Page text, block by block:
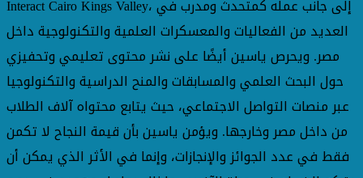
Interact Cairo Kings Valley، إلى جانب عمله كمتحدث ومدرب في
العديد من الفعاليات والمعسكرات العلمية والتكنولوجية داخل
مصر. ويحرص ياسين أيضًا على نشر محتوى تعليمي وتحفيزي
حول البحث العلمي والمسابقات والمنح الدراسية والتكنولوجيا
عبر منصات التواصل الاجتماعي، حيث يتابع محتواه آلاف الطلاب
من داخل مصر وخارجها. ويؤمن ياسين بأن قيمة النجاح لا تكمن
فقط في عدد الجوائز والإنجازات، وإنما في الأثر الذي يمكن أن